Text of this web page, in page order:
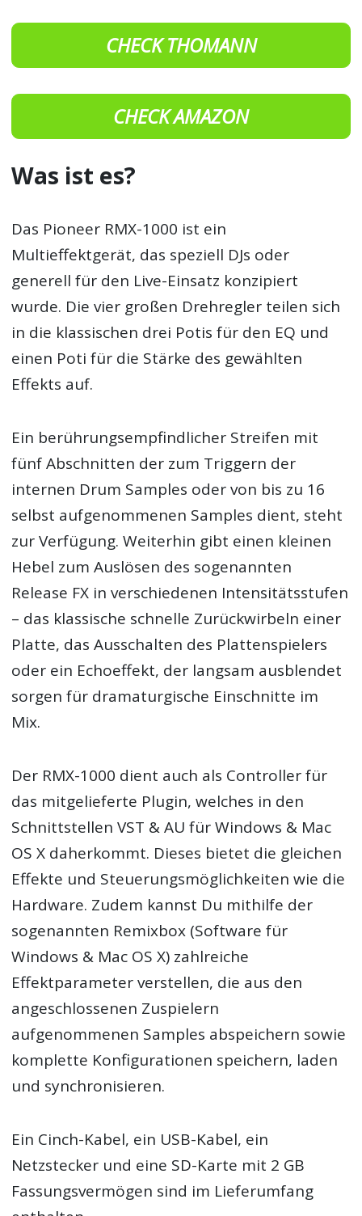
CHECK THOMANN
CHECK AMAZON
Was ist es?
Das Pioneer RMX-1000 ist ein
Multieffektgerät, das speziell DJs oder
generell für den Live-Einsatz konzipiert
wurde. Die vier großen Drehregler teilen sich
in die klassischen drei Potis für den EQ und
einen Poti für die Stärke des gewählten
Effekts auf.
Ein berührungsempfindlicher Streifen mit
fünf Abschnitten der zum Triggern der
internen Drum Samples oder von bis zu 16
selbst aufgenommenen Samples dient, steht
zur Verfügung. Weiterhin gibt einen kleinen
Hebel zum Auslösen des sogenannten
Release FX in verschiedenen Intensitätsstufen
– das klassische schnelle Zurückwirbeln einer
Platte, das Ausschalten des Plattenspielers
oder ein Echoeffekt, der langsam ausblendet
sorgen für dramaturgische Einschnitte im
Mix.
Der RMX-1000 dient auch als Controller für
das mitgelieferte Plugin, welches in den
Schnittstellen VST & AU für Windows & Mac
OS X daherkommt. Dieses bietet die gleichen
Effekte und Steuerungsmöglichkeiten wie die
Hardware. Zudem kannst Du mithilfe der
sogenannten Remixbox (Software für
Windows & Mac OS X) zahlreiche
Effektparameter verstellen, die aus den
angeschlossenen Zuspielern
aufgenommenen Samples abspeichern sowie
komplette Konfigurationen speichern, laden
und synchronisieren.
Ein Cinch-Kabel, ein USB-Kabel, ein
Netzstecker und eine SD-Karte mit 2 GB
Fassungsvermögen sind im Lieferumfang